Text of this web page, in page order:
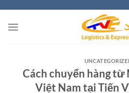
content
Cách chuyển hàng từ
Việt Nam tại Tiến